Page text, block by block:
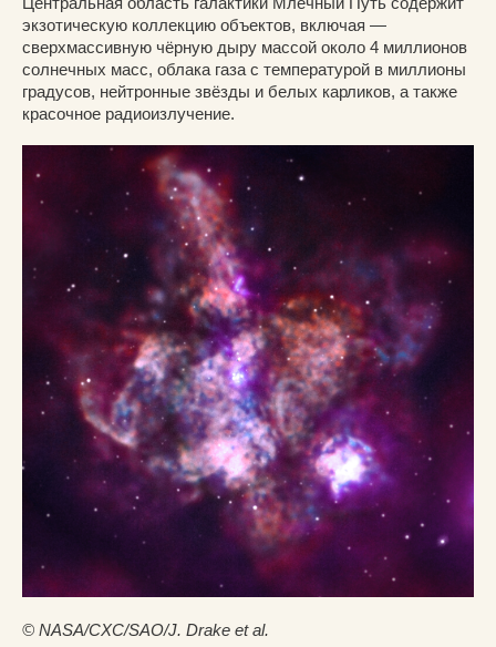
экзотическую коллекцию объектов, включая —
сверхмассивную чёрную дыру массой около 4 миллионов
солнечных масс, облака газа с температурой в миллионы
градусов, нейтронные звёзды и белых карликов, а также
красочное радиоизлучение.
© NASA/CXC/SAO/J. Drake et al.